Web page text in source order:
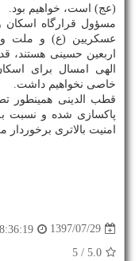
(عج) است، خواهیم بود.
مسؤول قرارگاه اسكان
عسكریین (ع) و ملت و
اربعین حسینی هستند،
الهی امسال برای
خاصی نخواهیم داشت.
قطب الدینی همینطور
پاكسازی شده و نسبت
امنیت بالاتری برخوردار
1397/07/29
5.0
/ 5